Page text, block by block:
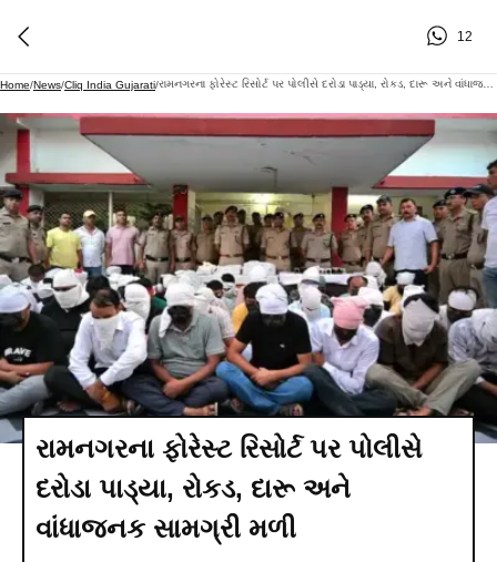
12
Home/News/Cliq India Gujarati/
રામનગરના ફોરેસ્ટ રિસોર્ટ પર પોલીસે
દરોડા પાડ્યા, રોકડ, દારૂ અને
વાંધાજનક સામગ્રી મળી